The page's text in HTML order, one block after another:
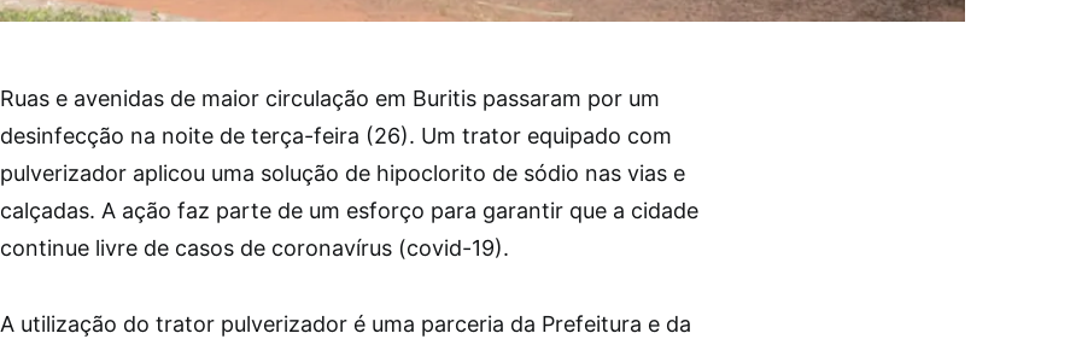
Ruas e avenidas de maior circulação em Buritis passaram por um
desinfecção na noite de terça-feira (26). Um trator equipado com
pulverizador aplicou uma solução de hipoclorito de sódio nas vias e
calçadas. A ação faz parte de um esforço para garantir que a cidade
continue livre de casos de coronavírus (covid-19).
A utilização do trator pulverizador é uma parceria da Prefeitura e da